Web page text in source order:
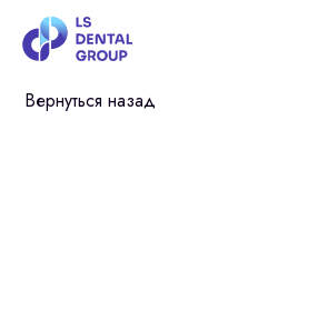
Вернуться назад